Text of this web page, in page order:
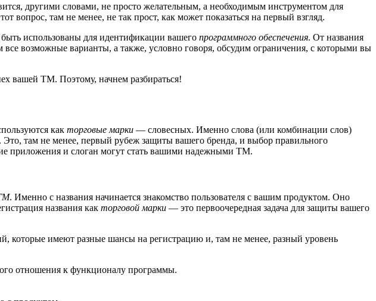
другими словами, не просто желательным, а необходимым инструментом для
там не менее, не так прост, как может показаться на первый взгляд.
использованы для идентификации вашего программного обеспечения. От названия
возможные варианты, а также, условно говоря, обсудим ограничения, с которыми вы
вашей ТМ. Поэтому, начнем разбираться!
как торговые марки — словесных. Именно слова (или комбинации слов)
там не менее, первый рубеж защиты вашего бренда, и выбор правильного
приложения и слоган могут стать вашими надежными ТМ.
. Именно с названия начинается знакомство пользователя с вашим продуктом. Оно
названия как торговой марки — это первоочередная задача для защиты вашего
которые имеют разные шансы на регистрацию и, там не менее, разный уровень
отношения к функционалу программы.